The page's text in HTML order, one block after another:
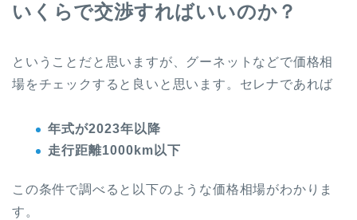
いくらで交渉すればいいのか？
ということだと思いますが、グーネットなどで価格相
場をチェックすると良いと思います。セレナであれば
年式が2023年以降
走行距離1000km以下
この条件で調べると以下のような価格相場がわかりま
す。